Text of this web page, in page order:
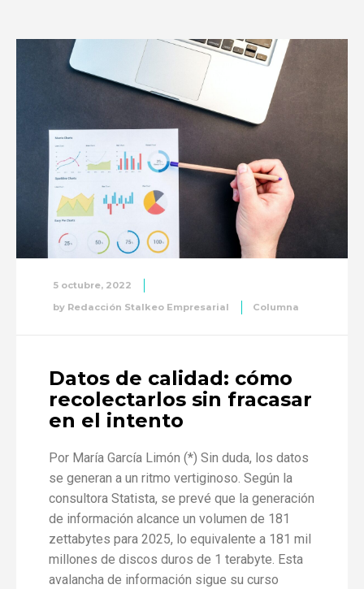
5 octubre, 2022
by Redacción Stalkeo Empresarial Columna
Datos de calidad: cómo
recolectarlos sin fracasar
en el intento
Por María García Limón (*) Sin duda, los datos
se generan a un ritmo vertiginoso. Según la
consultora Statista, se prevé que la generación
de información alcance un volumen de 181
zettabytes para 2025, lo equivalente a 181 mil
millones de discos duros de 1 terabyte. Esta
avalancha de información sigue su curso